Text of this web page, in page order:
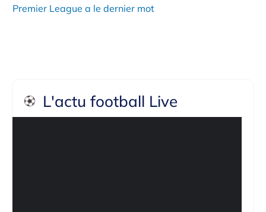
Premier League a le dernier mot
L'actu football Live